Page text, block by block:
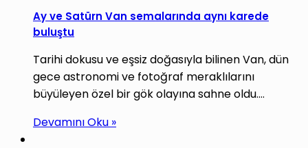
Ay ve Satürn Van semalarında aynı karede
buluştu
Tarihi dokusu ve eşsiz doğasıyla bilinen Van, dün
gece astronomi ve fotoğraf meraklılarını
büyüleyen özel bir gök olayına sahne oldu.…
Devamını Oku »